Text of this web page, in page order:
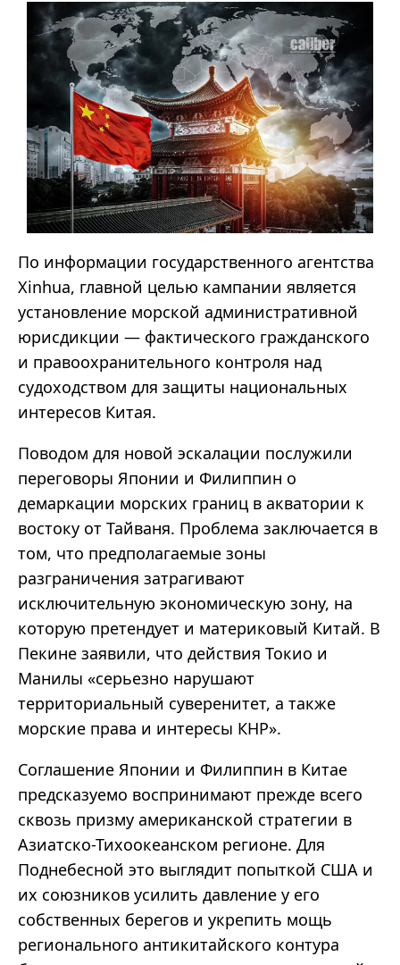
По информации государственного агентства
Xinhua, главной целью кампании является
установление морской административной
юрисдикции — фактического гражданского
и правоохранительного контроля над
судоходством для защиты национальных
интересов Китая.
Поводом для новой эскалации послужили
переговоры Японии и Филиппин о
демаркации морских границ в акватории к
востоку от Тайваня. Проблема заключается в
том, что предполагаемые зоны
разграничения затрагивают
исключительную экономическую зону, на
которую претендует и материковый Китай. В
Пекине заявили, что действия Токио и
Манилы «серьезно нарушают
территориальный суверенитет, а также
морские права и интересы КНР».
Соглашение Японии и Филиппин в Китае
предсказуемо воспринимают прежде всего
сквозь призму американской стратегии в
Азиатско-Тихоокеанском регионе. Для
Поднебесной это выглядит попыткой США и
их союзников усилить давление у его
собственных берегов и укрепить мощь
регионального антикитайского контура